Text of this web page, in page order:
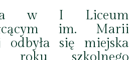
w I Liceum
im. Marii
odbyła się miejska
roku szkolnego